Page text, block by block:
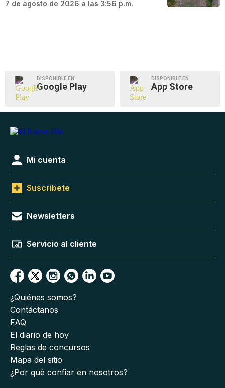
7 de agosto de 2026 a las 3:56 p.m.
DISPONIBLE EN
Google Play
DISPONIBLE EN
App Store
Mi cuenta
Suscríbete
Newsletters
Servicio al cliente
¿Quiénes somos?
Contáctanos
FAQ
El diario de hoy
Reglas de concursos
Mapa del sitio
¿Por qué confiar en nosotros?